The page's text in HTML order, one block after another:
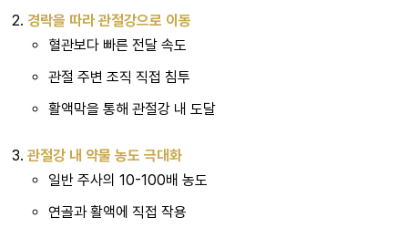
경락을 따라 관절강으로 이동
혈관보다 빠른 전달 속도
관절 주변 조직 직접 침투
활액막을 통해 관절강 내 도달
관절강 내 약물 농도 극대화
일반 주사의 10-100배 농도
연골과 활액에 직접 작용